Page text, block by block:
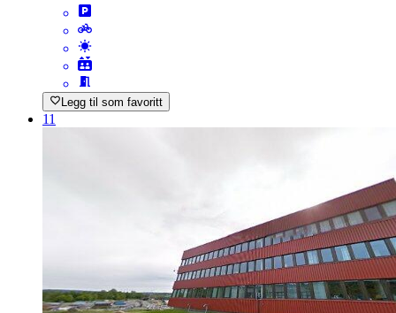
Legg til som favoritt
11